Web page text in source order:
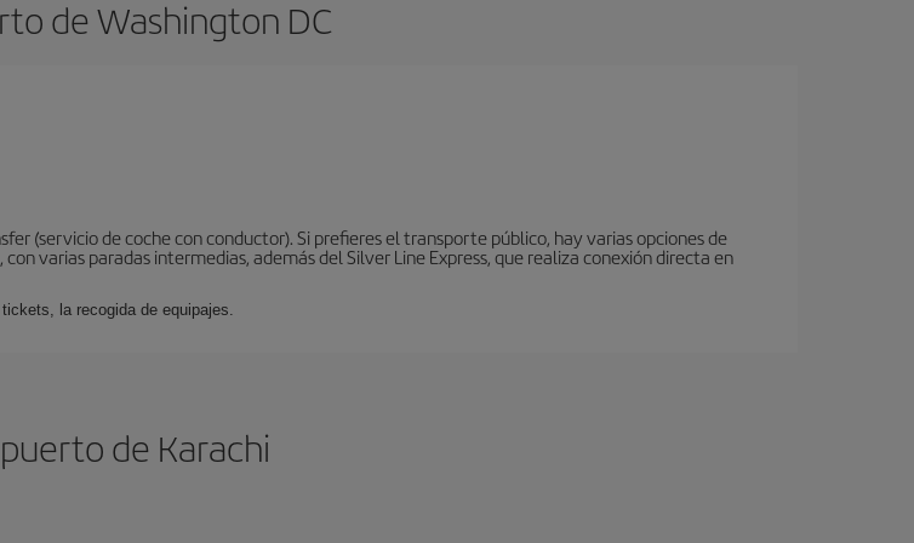
de Washington DC
(servicio de coche con conductor). Si prefieres el transporte público, hay varias opciones de
varias paradas intermedias, además del Silver Line Express, que realiza conexión directa en
la recogida de equipajes.
de Karachi